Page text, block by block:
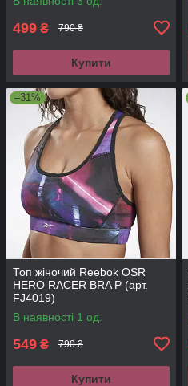
499 ₴ 790 ₴
Купити
–31%
Топ жіночий Reebok OSR
HERO RACER BRA P (арт.
FJ4019)
В наявності 1 од.
549 ₴ 790 ₴
Купити